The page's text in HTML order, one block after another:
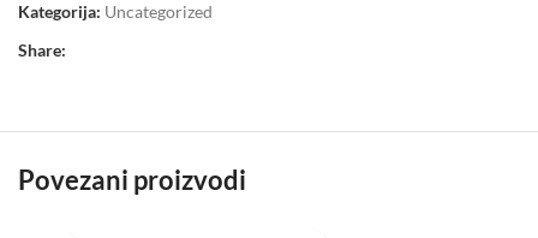
Kategorija: Uncategorized
Share:
Povezani proizvodi